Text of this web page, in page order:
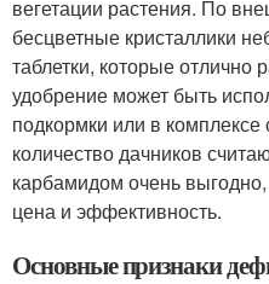
вегетации растения. По
бесцветные кристаллики
таблетки, которые
удобрение может быть
подкормки или в
количество дачников
карбамидом очень
цена и эффективность.
Основные признаки